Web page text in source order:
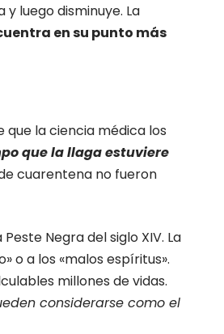
luego disminuye. La
en su punto más
la ciencia médica los
que la llaga estuviere
cuarentena no fueron
Negra del siglo XIV. La
o a los «malos espíritus».
millones de vidas.
considerarse como el